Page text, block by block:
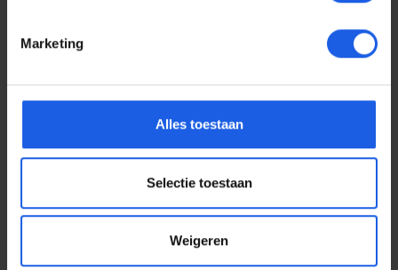
Marketing
Alles toestaan
Selectie toestaan
Weigeren
Voor elke telefoon een
oortje